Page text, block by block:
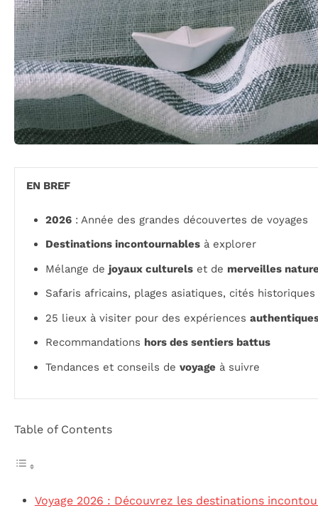
EN BREF
2026 : Année des grandes découvertes de voyages
Destinations incontournables à explorer
Mélange de joyaux culturels et de merveilles
Safaris africains, plages asiatiques, cités
25 lieux à visiter pour des expériences
Recommandations hors des sentiers battus
Tendances et conseils de voyage à suivre
Table of Contents
Voyage 2026 : Découvrez les destinations